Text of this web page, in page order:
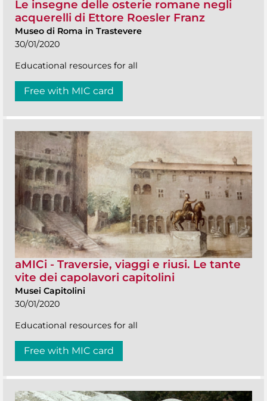
Le insegne delle osterie romane negli
acquerelli di Ettore Roesler Franz
Museo di Roma in Trastevere
30/01/2020
Educational resources for all
Free with MIC card
aMICi - Traversie, viaggi e riusi. Le tante
vite dei capolavori capitolini
Musei Capitolini
30/01/2020
Educational resources for all
Free with MIC card